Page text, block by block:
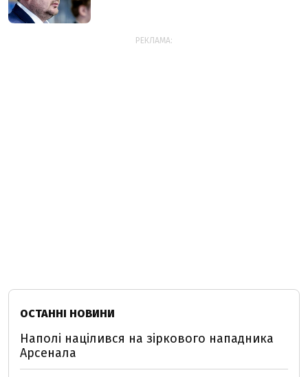
РЕКЛАМА:
ОСТАННІ НОВИНИ
Наполі націлився на зіркового нападника
Арсенала